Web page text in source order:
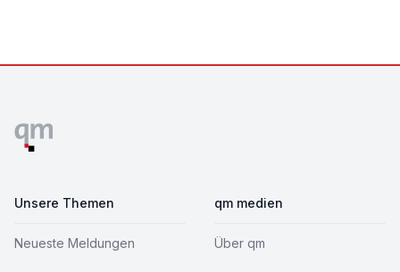
Unsere Themen
Neueste Meldungen
qm medien
Über qm